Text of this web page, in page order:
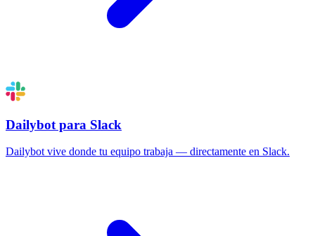
Dailybot para Slack
Dailybot vive donde tu equipo trabaja — directamente en Slack.